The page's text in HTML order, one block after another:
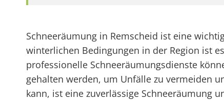
Schneeräumung in Remscheid ist eine
winterlichen Bedingungen in der Region ist
professionelle Schneeräumungsdienste
gehalten werden, um Unfälle zu vermeiden
kann, ist eine zuverlässige Schneeräumung